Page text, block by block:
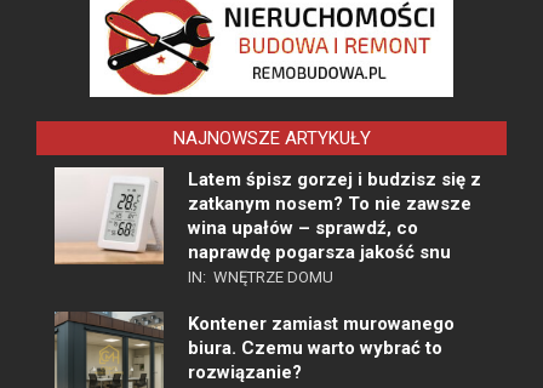
NAJNOWSZE ARTYKUŁY
Latem śpisz gorzej i budzisz się z
zatkanym nosem? To nie zawsze
wina upałów – sprawdź, co
naprawdę pogarsza jakość snu
IN: WNĘTRZE DOMU
Kontener zamiast murowanego
biura. Czemu warto wybrać to
rozwiązanie?